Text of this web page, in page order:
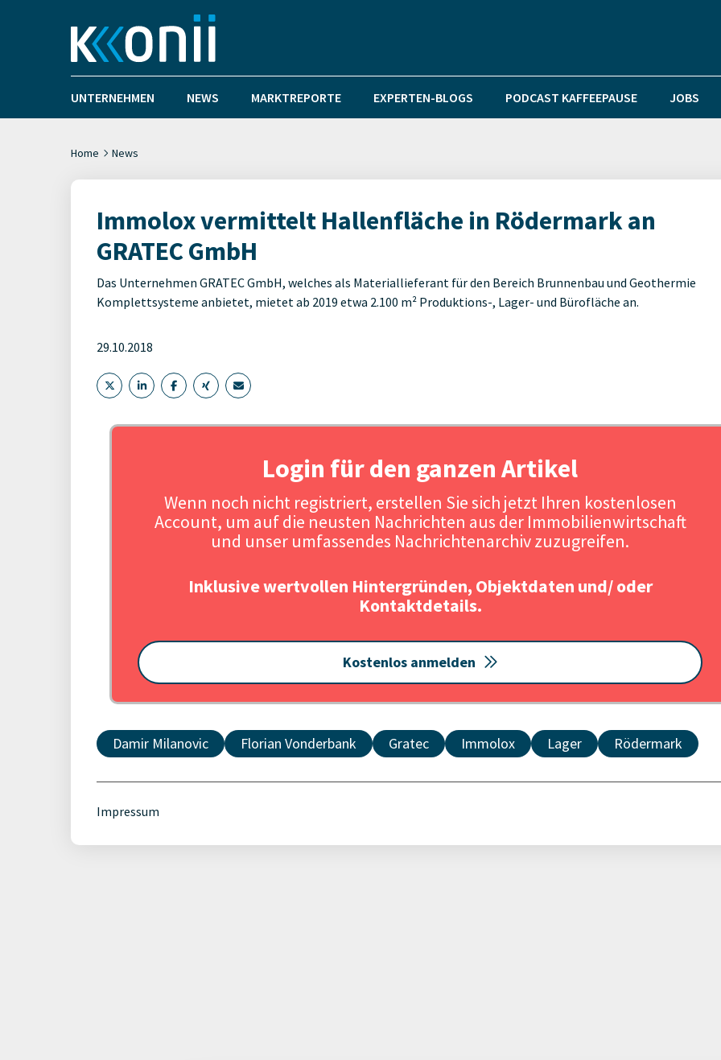
UNTERNEHMEN NEWS MARKTREPORTE EXPERTEN-BLOGS PODCAST KAFFEEPAUSE JOBS
Home News
Immolox vermittelt Hallenfläche in Rödermark an
GRATEC GmbH
Das Unternehmen GRATEC GmbH, welches als Materiallieferant für den Bereich Brunnenbau und Geothermie
Komplettsysteme anbietet, mietet ab 2019 etwa 2.100 m² Produktions-, Lager- und Bürofläche an.
29.10.2018
Login für den ganzen Artikel
Wenn noch nicht registriert, erstellen Sie sich jetzt Ihren kostenlosen
Account, um auf die neusten Nachrichten aus der Immobilienwirtschaft
und unser umfassendes Nachrichtenarchiv zuzugreifen.
Inklusive wertvollen Hintergründen, Objektdaten und/ oder
Kontaktdetails.
Kostenlos anmelden
Damir Milanovic Florian Vonderbank Gratec Immolox Lager Rödermark
Impressum